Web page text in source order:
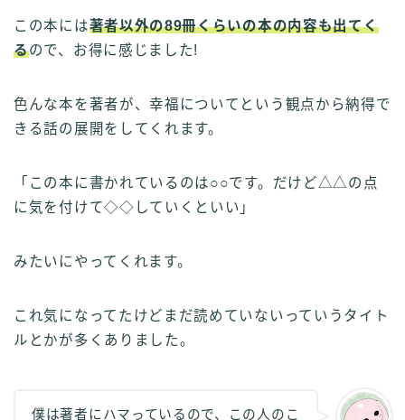
この本には著者以外の89冊くらいの本の内容も出てく
るので、お得に感じました!
色んな本を著者が、幸福についてという観点から納得で
きる話の展開をしてくれます。
「この本に書かれているのは○○です。だけど△△の点
に気を付けて◇◇していくといい」
みたいにやってくれます。
これ気になってたけどまだ読めていないっていうタイト
ルとかが多くありました。
僕は著者にハマっているので、この人のこ